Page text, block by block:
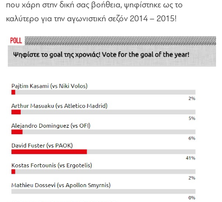
που χάρη στην δική σας βοήθεια, ψηφίστηκε ως το
καλύτερο για την αγωνιστική σεζόν 2014 – 2015!